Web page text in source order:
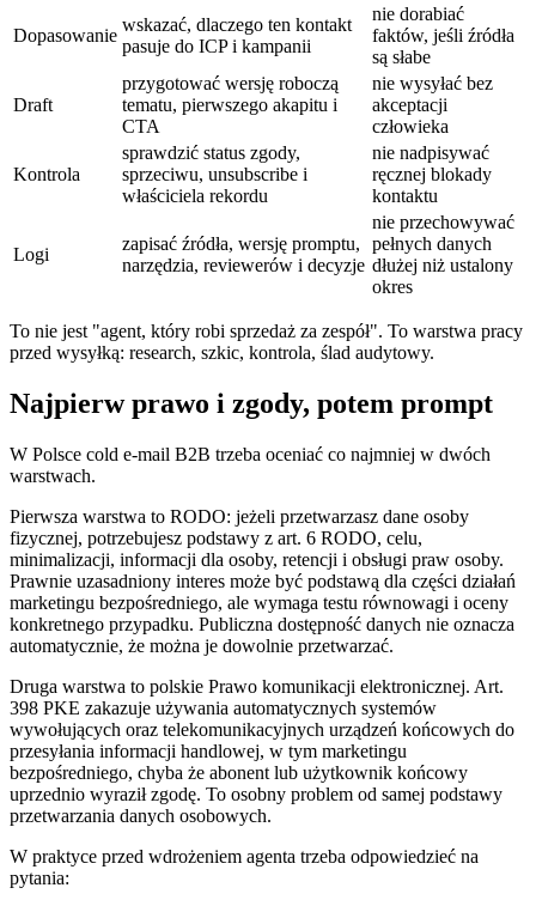
Dopasowanie
wskazać, dlaczego ten kontakt
pasuje do ICP i kampanii
nie dorabiać
faktów, jeśli źródła
są słabe
Draft
przygotować wersję roboczą
tematu, pierwszego akapitu i
CTA
nie wysyłać bez
akceptacji
człowieka
Kontrola
sprawdzić status zgody,
sprzeciwu, unsubscribe i
właściciela rekordu
nie nadpisywać
ręcznej blokady
kontaktu
Logi
zapisać źródła, wersję promptu,
narzędzia, reviewerów i decyzje
nie przechowywać
pełnych danych
dłużej niż ustalony
okres
To nie jest "agent, który robi sprzedaż za zespół". To warstwa pracy
przed wysyłką: research, szkic, kontrola, ślad audytowy.
Najpierw prawo i zgody, potem prompt
W Polsce cold e-mail B2B trzeba oceniać co najmniej w dwóch
warstwach.
Pierwsza warstwa to RODO: jeżeli przetwarzasz dane osoby
fizycznej, potrzebujesz podstawy z art. 6 RODO, celu,
minimalizacji, informacji dla osoby, retencji i obsługi praw osoby.
Prawnie uzasadniony interes może być podstawą dla części działań
marketingu bezpośredniego, ale wymaga testu równowagi i oceny
konkretnego przypadku. Publiczna dostępność danych nie oznacza
automatycznie, że można je dowolnie przetwarzać.
Druga warstwa to polskie Prawo komunikacji elektronicznej. Art.
398 PKE zakazuje używania automatycznych systemów
wywołujących oraz telekomunikacyjnych urządzeń końcowych do
przesyłania informacji handlowej, w tym marketingu
bezpośredniego, chyba że abonent lub użytkownik końcowy
uprzednio wyraził zgodę. To osobny problem od samej podstawy
przetwarzania danych osobowych.
W praktyce przed wdrożeniem agenta trzeba odpowiedzieć na
pytania: